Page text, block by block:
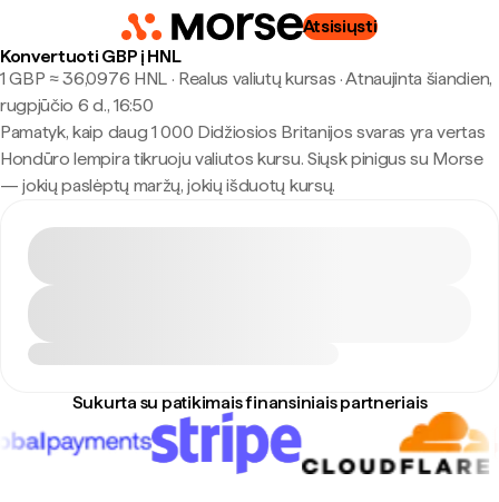
Atsisiųsti
Konvertuoti GBP į HNL
1 GBP ≈ 36,0976 HNL · Realus valiutų kursas ·Atnaujinta šiandien,
rugpjūčio 6 d., 16:50
Pamatyk, kaip daug 1 000 Didžiosios Britanijos svaras yra vertas
Hondūro lempira tikruoju valiutos kursu. Siųsk pinigus su Morse
— jokių paslėptų maržų, jokių išduotų kursų.
Sukurta su patikimais finansiniais partneriais